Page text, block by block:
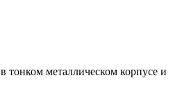
тонком металлическом корпусе и